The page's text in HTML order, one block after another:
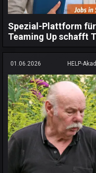
Spezial-Plattform
Teaming Up schafft
01.06.2026 HELP-